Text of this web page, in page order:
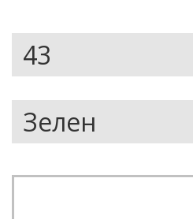
вътрешна система за стягане при
подметка: Vibram™ - изключително